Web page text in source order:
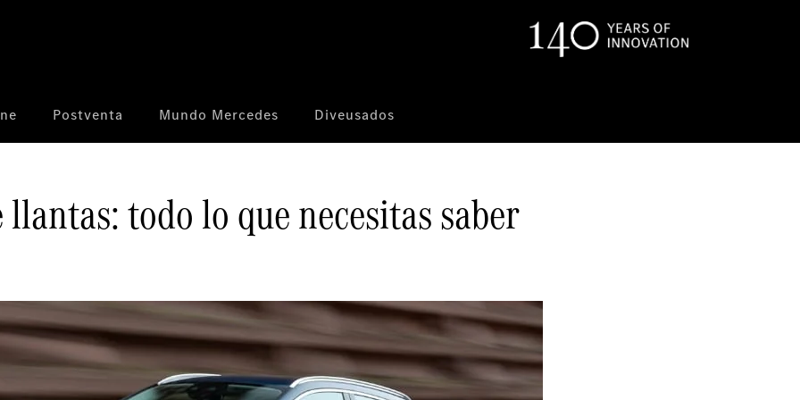
Postventa Mundo Mercedes Diveusados
todo lo que necesitas saber